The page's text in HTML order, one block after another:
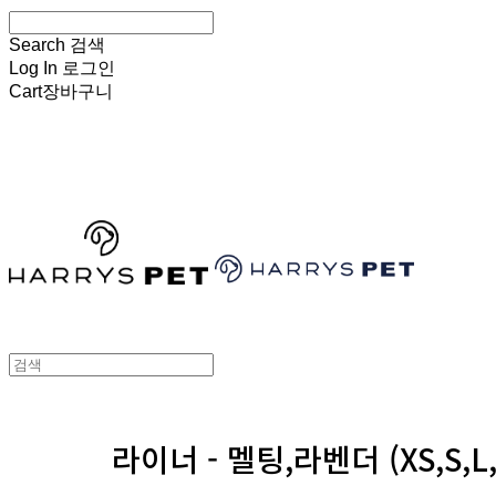
Search 검색
Log In 로그인
Cart장바구니
라이너 - 멜팅,라벤더